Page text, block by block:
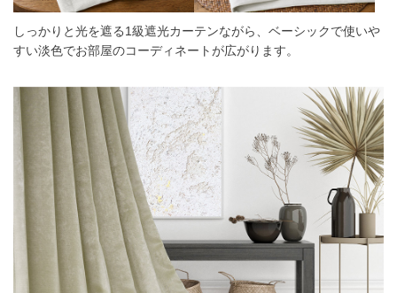
しっかりと光を遮る1級遮光カーテンながら、ベーシックで使いや
すい淡色でお部屋のコーディネートが広がります。